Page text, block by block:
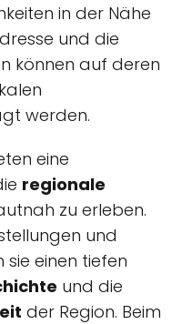
in der Nähe
und die
können auf deren
werden.
eine
regionale
zu erleben.
und
einen tiefen
und die
der Region. Beim